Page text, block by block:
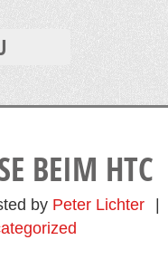
BEIM HTC
by Peter Lichter